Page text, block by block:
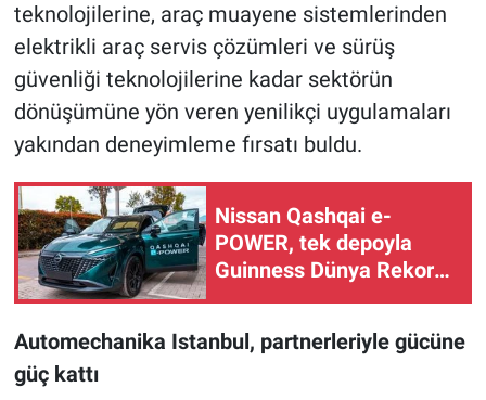
teknolojilerine, araç muayene sistemlerinden
elektrikli araç servis çözümleri ve sürüş
güvenliği teknolojilerine kadar sektörün
dönüşümüne yön veren yenilikçi uygulamaları
yakından deneyimleme fırsatı buldu.
Nissan Qashqai e-
POWER, tek depoyla
Guinness Dünya Rekoru
Automechanika Istanbul, partnerleriyle gücüne
güç kattı